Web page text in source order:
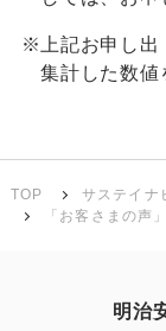
※ 上記お申し
集計した数値
TOP サステイナ
「お客さまの声
明治